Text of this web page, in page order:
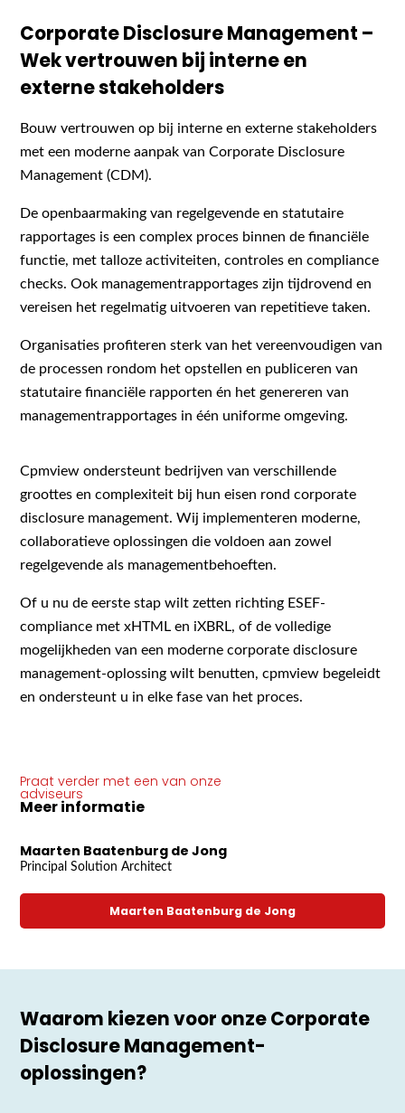
Corporate Disclosure Management –
Wek vertrouwen bij interne en
externe stakeholders
Bouw vertrouwen op bij interne en externe stakeholders
met een moderne aanpak van Corporate Disclosure
Management (CDM).
De openbaarmaking van regelgevende en statutaire
rapportages is een complex proces binnen de financiële
functie, met talloze activiteiten, controles en compliance
checks. Ook managementrapportages zijn tijdrovend en
vereisen het regelmatig uitvoeren van repetitieve taken.
Organisaties profiteren sterk van het vereenvoudigen van
de processen rondom het opstellen en publiceren van
statutaire financiële rapporten én het genereren van
managementrapportages in één uniforme omgeving.
Cpmview ondersteunt bedrijven van verschillende
groottes en complexiteit bij hun eisen rond corporate
disclosure management. Wij implementeren moderne,
collaboratieve oplossingen die voldoen aan zowel
regelgevende als managementbehoeften.
Of u nu de eerste stap wilt zetten richting ESEF-
compliance met xHTML en iXBRL, of de volledige
mogelijkheden van een moderne corporate disclosure
management-oplossing wilt benutten, cpmview begeleidt
en ondersteunt u in elke fase van het proces.
Praat verder met een van onze
adviseurs
Meer informatie
Maarten Baatenburg de Jong
Principal Solution Architect
Maarten Baatenburg de Jong
Waarom kiezen voor onze Corporate
Disclosure Management-
oplossingen?